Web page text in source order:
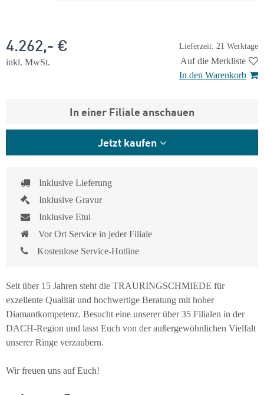
Lieferzeit: 21 Werktage
4.262,- €
inkl. MwSt.
Auf die Merkliste
In den Warenkorb
In einer Filiale anschauen
Jetzt kaufen
Inklusive Lieferung
Inklusive Gravur
Inklusive Etui
Vor Ort Service in jeder Filiale
Kostenlose Service-Hotline
Seit über 15 Jahren steht die TRAURINGSCHMIEDE für
exzellente Qualität und hochwertige Beratung mit hoher
Diamantkompetenz. Besucht eine unserer über 35 Filialen in der
DACH-Region und lasst Euch von der außergewöhnlichen Vielfalt
unserer Ringe verzaubern.
Wir freuen uns auf Euch!